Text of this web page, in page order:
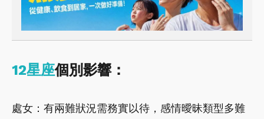
12星座個別影響：
處女：有兩難狀況需務實以待，感情曖昧類型多難